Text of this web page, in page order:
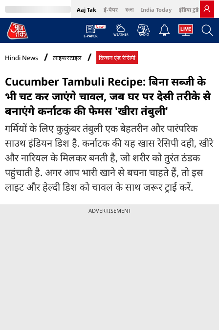
Aaj Tak ई-पेपर বাংলা India Today इंडिया टुडे हिंदी
MumbaiTak Cosmopolitan Harper's Bazaar Northeast
Hindi News लाइफस्टाइल किचन एंड रेसिपी
Cucumber Tambuli Recipe: बिना सब्जी के
भी चट कर जाएंगे चावल, जब घर पर देसी तरीके से
बनाएंगे कर्नाटक की फेमस 'खीरा तंबुली'
गर्मियों के लिए कुकुंबर तंबुली एक बेहतरीन और पारंपरिक
साउथ इंडियन डिश है. कर्नाटक की यह खास रेसिपी दही, खीरे
और नारियल के मिलकर बनती है, जो शरीर को तुरंत ठंडक
पहुंचाती है. अगर आप भारी खाने से बचना चाहते हैं, तो इस
लाइट और हेल्दी डिश को चावल के साथ जरूर ट्राई करें.
ADVERTISEMENT